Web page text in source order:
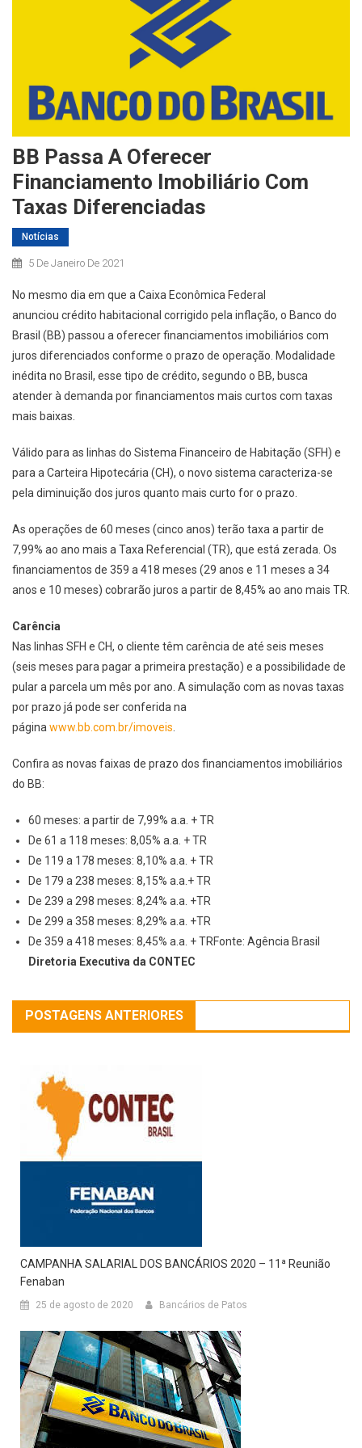
BB Passa A Oferecer
Financiamento Imobiliário Com
Taxas Diferenciadas
Notícias
5 De Janeiro De 2021
No mesmo dia em que a Caixa Econômica Federal
anunciou crédito habitacional corrigido pela inflação, o Banco do
Brasil (BB) passou a oferecer financiamentos imobiliários com
juros diferenciados conforme o prazo de operação. Modalidade
inédita no Brasil, esse tipo de crédito, segundo o BB, busca
atender à demanda por financiamentos mais curtos com taxas
mais baixas.
Válido para as linhas do Sistema Financeiro de Habitação (SFH) e
para a Carteira Hipotecária (CH), o novo sistema caracteriza-se
pela diminuição dos juros quanto mais curto for o prazo.
As operações de 60 meses (cinco anos) terão taxa a partir de
7,99% ao ano mais a Taxa Referencial (TR), que está zerada. Os
financiamentos de 359 a 418 meses (29 anos e 11 meses a 34
anos e 10 meses) cobrarão juros a partir de 8,45% ao ano mais TR.
Carência
Nas linhas SFH e CH, o cliente têm carência de até seis meses
(seis meses para pagar a primeira prestação) e a possibilidade de
pular a parcela um mês por ano. A simulação com as novas taxas
por prazo já pode ser conferida na
páginawww.bb.com.br/imoveis.
Confira as novas faixas de prazo dos financiamentos imobiliários
do BB:
60 meses: a partir de 7,99% a.a. + TR
De 61 a 118 meses: 8,05% a.a. + TR
De 119 a 178 meses: 8,10% a.a. + TR
De 179 a 238 meses: 8,15% a.a.+ TR
De 239 a 298 meses: 8,24% a.a. +TR
De 299 a 358 meses: 8,29% a.a. +TR
De 359 a 418 meses: 8,45% a.a. + TRFonte: Agência Brasil
Diretoria Executiva da CONTEC
POSTAGENS ANTERIORES
CAMPANHA SALARIAL DOS BANCÁRIOS 2020 – 11ª Reunião
Fenaban
25 de agosto de 2020 Bancários de Patos